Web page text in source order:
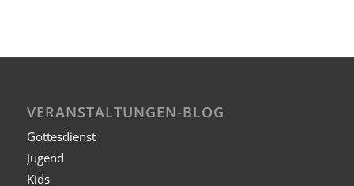
VERANSTALTUNGEN-BLOG
Gottesdienst
Jugend
Kids